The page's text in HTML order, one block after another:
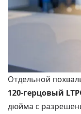
Отдельной
120-герцовый
дюйма с